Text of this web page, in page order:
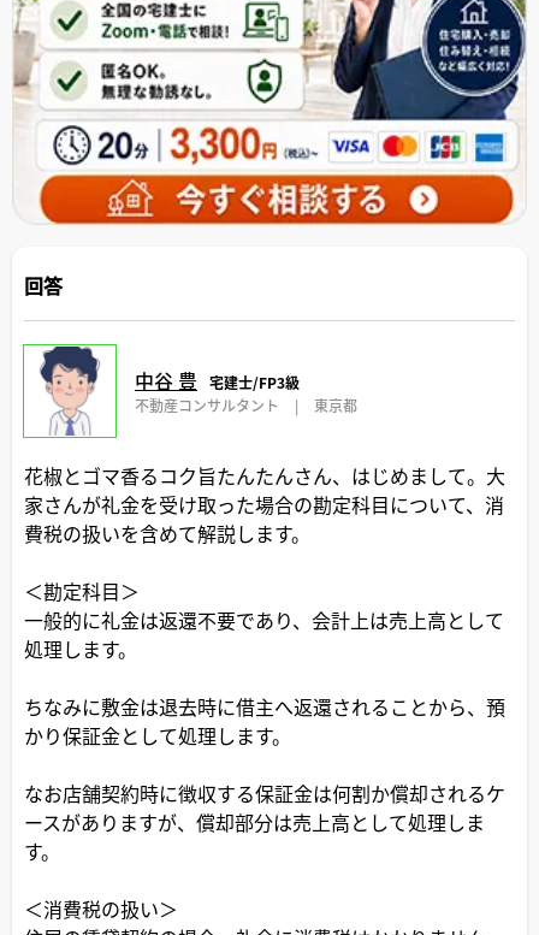
回答
中谷 豊
宅建士/FP3級
不動産コンサルタント
| 東京都
花椒とゴマ香るコク旨たんたんさん、はじめまして。大
家さんが礼金を受け取った場合の勘定科目について、消
費税の扱いを含めて解説します。
＜勘定科目＞
一般的に礼金は返還不要であり、会計上は売上高として
処理します。
ちなみに敷金は退去時に借主へ返還されることから、預
かり保証金として処理します。
なお店舗契約時に徴収する保証金は何割か償却されるケ
ースがありますが、償却部分は売上高として処理しま
す。
＜消費税の扱い＞